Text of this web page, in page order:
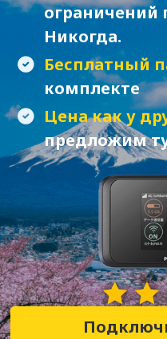
ограничений
Никогда.
Бесплатный
комплекте
Цена как у
предложим